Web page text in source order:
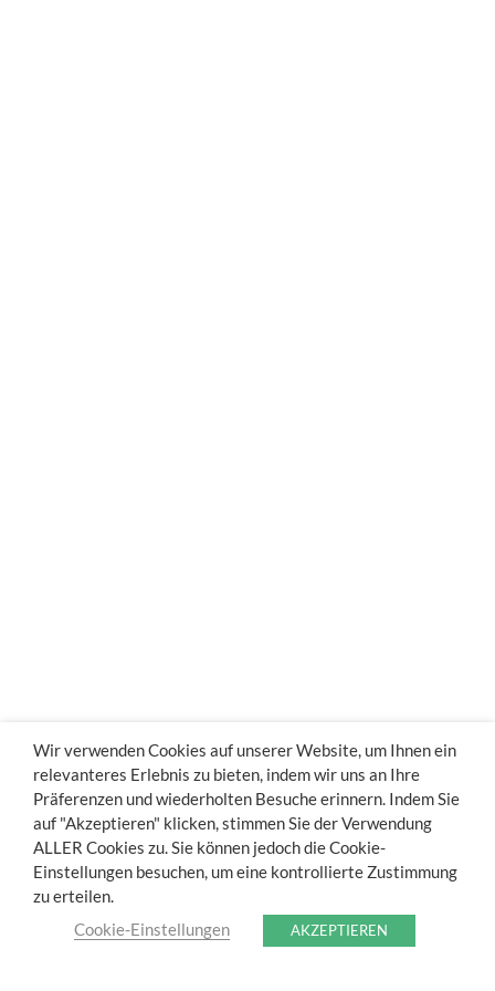
Wir verwenden Cookies auf unserer Website, um Ihnen ein
relevanteres Erlebnis zu bieten, indem wir uns an Ihre
Präferenzen und wiederholten Besuche erinnern. Indem Sie
auf "Akzeptieren" klicken, stimmen Sie der Verwendung
ALLER Cookies zu. Sie können jedoch die Cookie-
Einstellungen besuchen, um eine kontrollierte Zustimmung
zu erteilen.
Cookie-Einstellungen
AKZEPTIEREN